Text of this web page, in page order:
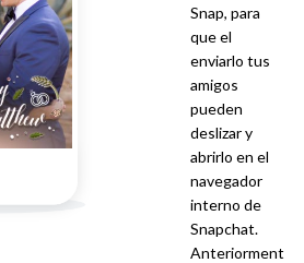
Snap, para
que el
enviarlo tus
amigos
pueden
deslizar y
abrirlo en el
navegador
interno de
Snapchat.
Anteriorment